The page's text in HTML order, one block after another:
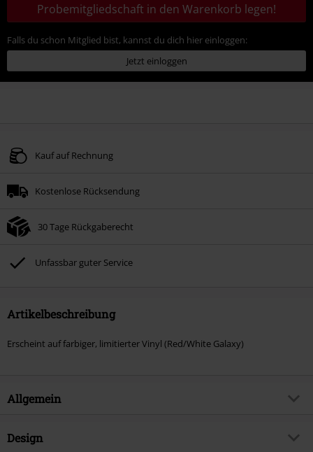
Probemitgliedschaft in den Warenkorb legen!
Falls du schon Mitglied bist, kannst du dich hier einloggen:
Jetzt einloggen
Kauf auf Rechnung
Kostenlose Rücksendung
30 Tage Rückgaberecht
Unfassbar guter Service
Artikelbeschreibung
Erscheint auf farbiger, limitierter Vinyl (Red/White Galaxy)
Allgemein
Artikelnummer:
Design